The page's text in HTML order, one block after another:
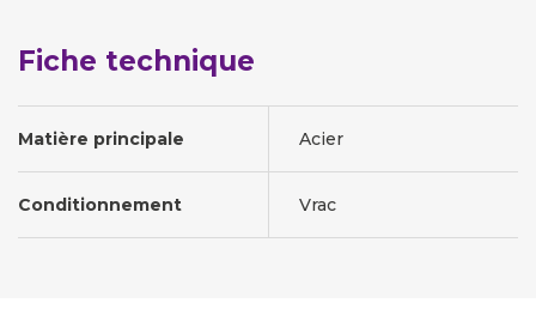
Fiche technique
Matière principale Acier
Conditionnement Vrac